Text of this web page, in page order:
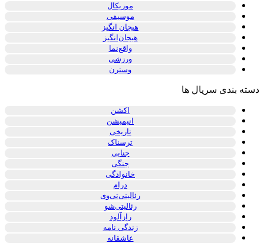
موزیکال
موسیقی
هیجان انگیز
هیجان‌انگیز
واقع‌نما
ورزشی
وسترن
دسته بندی سریال ها
اکشن
انیمیشن
تاریخی
ترسناک
جنایی
جنگی
خانوادگی
درام
رئالیتی‌تی‌وی
رئالیتی‌شو
رازآلود
زندگی نامه
عاشقانه